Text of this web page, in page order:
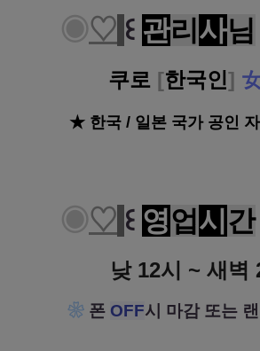
◉♡ ꒰ 관리 사님
쿠로 [한국인]
★ 한국 / 일본 국가 공인
◉♡ ꒰ 영업 시 간
낮 12시 ~ 새벽
❀ 폰 OFF시 마감 또는